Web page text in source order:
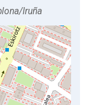
Iruña